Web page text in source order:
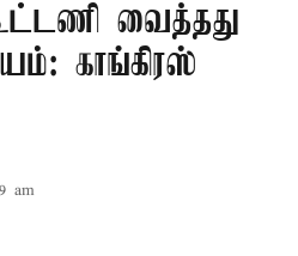
வைத்தது
காங்கிரஸ்
am